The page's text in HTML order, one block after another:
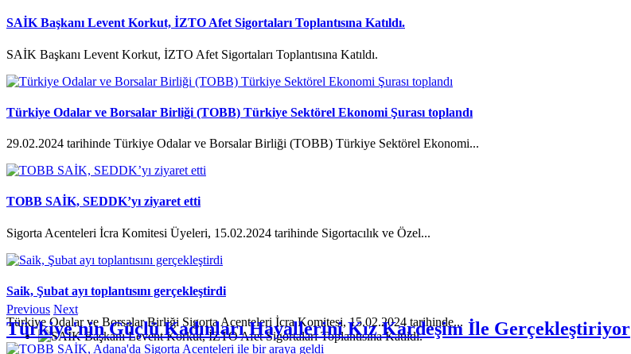
SAİK Başkanı Levent Korkut, İZTO Afet Sigortaları Toplantısına Katıldı.
SAİK Başkanı Levent Korkut, İZTO Afet Sigortaları Toplantısına Katıldı.
Türkiye Odalar ve Borsalar Birliği (TOBB) Türkiye Sektörel Ekonomi Şurası toplandı
29.02.2024 tarihinde Türkiye Odalar ve Borsalar Birliği (TOBB) Türkiye Sektörel Ekonomi...
TOBB SAİK, SEDDK’yı ziyaret etti
Sigorta Acenteleri İcra Komitesi Üyeleri, 15.02.2024 tarihinde Sigortacılık ve Özel...
Saik, Şubat ayı toplantısını gerçekleştirdi
Türkiye Odalar ve Borsalar Birliği Sigorta Acenteleri İcra Komitesi, 15.02.2024 tarihinde...
Previous Next
Türkiye'nin Güçlü Kadınları Hayallerini Kız Kardeşim İle Gerçekleştiriyor